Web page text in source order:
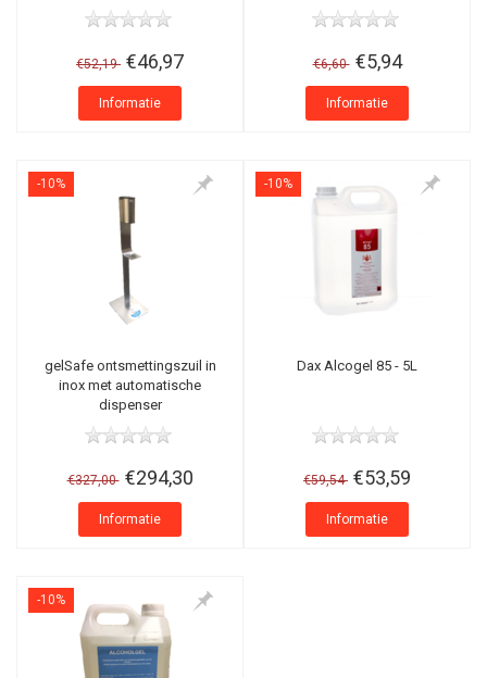
€52,19 €46,97
Informatie
€6,60 €5,94
Informatie
-10%
gelSafe ontsmettingszuil in
inox met automatische
dispenser
€327,00 €294,30
Informatie
-10%
Dax Alcogel 85 - 5L
€59,54 €53,59
Informatie
-10%